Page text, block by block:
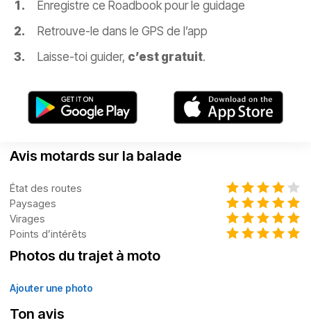
Enregistre ce Roadbook pour le guidage
Retrouve-le dans le GPS de l’app
Laisse-toi guider, c’est gratuit.
Avis motards sur la balade
État des routes
Paysages
Virages
Points d’intérêts
Photos du trajet à moto
Ajouter une photo
Ton avis